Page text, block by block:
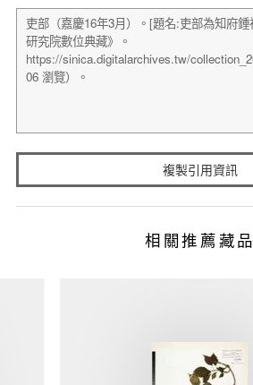
複製引用資訊
相關推薦藏品